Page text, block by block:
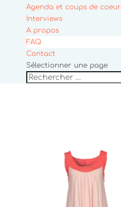
Agenda et coups de coeur
Interviews
A propos
FAQ
Contact
Sélectionner une page